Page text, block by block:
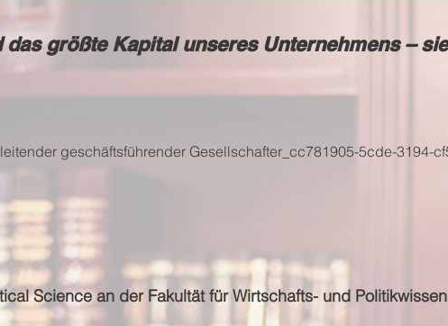
größte Kapital unseres Unternehmens –
geschäftsführender Gesellschafter_cc781905-5cde-3194-
Science an der Fakultät für Wirtschafts- und